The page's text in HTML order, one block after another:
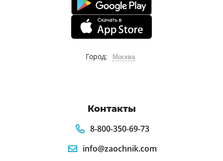
Город: Москва
Контакты
8-800-350-69-73
info@zaochnik.com